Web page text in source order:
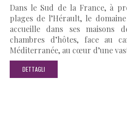
Dans le Sud de la France, à
plages de l’Hérault, le
accueille dans ses maisons
chambres d’hôtes, face au
Méditerranée, au cœur d’une
DETTAGLI